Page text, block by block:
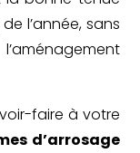
l’année, sans
faire à votre
d’arrosage